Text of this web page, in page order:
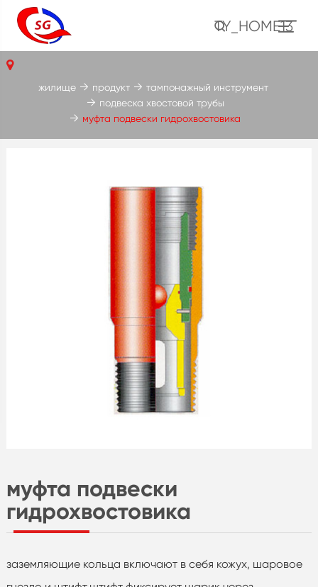
TY_HOME13
муфта подвески
гидрохвостовика
заземляющие кольца включают в себя кожух, шаровое
жилище продукт
тампонажный инструмент
подвеска хвостовой трубы
муфта подвески гидрохвостовика